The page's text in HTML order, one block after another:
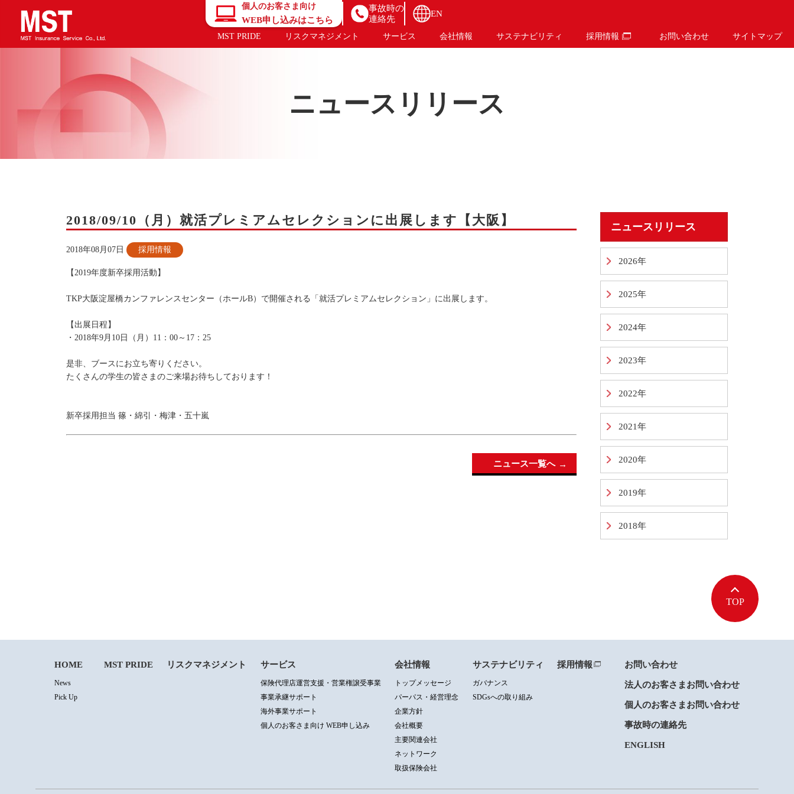
個人のお客さま向け
WEB申し込みはこちら
事故時の
連絡先
EN
MST PRIDE リスクマネジメント サービス 会社情報 サステナビリティ 採用情報 お問い合わせ サイトマップ
ニュースリリース
2018/09/10（月）就活プレミアムセレクションに出展します【大阪】
2018年08月07日 採用情報
【2019年度新卒採用活動】
TKP大阪淀屋橋カンファレンスセンター（ホールB）で開催される「就活プレミアムセレクション」に出展します。
【出展日程】
・2018年9月10日（月）11：00～17：25
是非、ブースにお立ち寄りください。
たくさんの学生の皆さまのご来場お待ちしております！
新卒採用担当 篠・綿引・梅津・五十嵐
ニュース一覧へ
ニュースリリース
2026年
2025年
2024年
2023年
2022年
2021年
2020年
2019年
2018年
TOP
HOME
News
Pick Up
MST PRIDE リスクマネジメント サービス
保険代理店運営支援・営業権譲受事業
事業承継サポート
海外事業サポート
個人のお客さま向け WEB申し込み
会社情報
トップメッセージ
パーパス・経営理念
企業方針
会社概要
主要関連会社
ネットワーク
取扱保険会社
サステナビリティ
ガバナンス
SDGsへの取り組み
採用情報 お問い合わせ
法人のお客さまお問い合わせ
個人のお客さまお問い合わせ
事故時の連絡先
ENGLISH